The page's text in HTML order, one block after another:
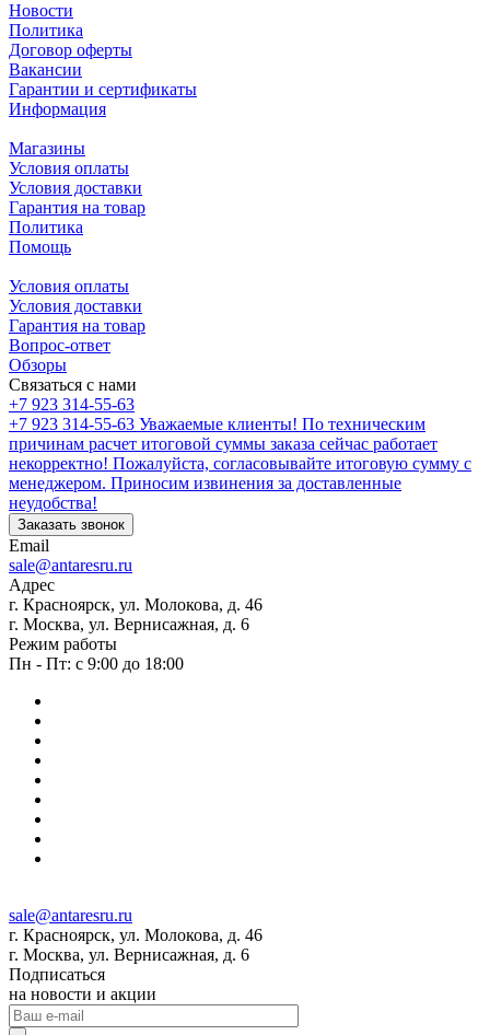
Новости
Политика
Договор оферты
Вакансии
Гарантии и сертификаты
Информация
Магазины
Условия оплаты
Условия доставки
Гарантия на товар
Политика
Помощь
Условия оплаты
Условия доставки
Гарантия на товар
Вопрос-ответ
Обзоры
Связаться с нами
+7 923 314-55-63
+7 923 314-55-63 Уважаемые клиенты! По техническим
причинам расчет итоговой суммы заказа сейчас работает
некорректно! Пожалуйста, согласовывайте итоговую сумму с
менеджером. Приносим извинения за доставленные
неудобства!
Заказать звонок
Email
sale@antaresru.ru
Адрес
г. Красноярск, ул. Молокова, д. 46
г. Москва, ул. Вернисажная, д. 6
Режим работы
Пн - Пт: с 9:00 до 18:00
sale@antaresru.ru
г. Красноярск, ул. Молокова, д. 46
г. Москва, ул. Вернисажная, д. 6
Подписаться
на новости и акции